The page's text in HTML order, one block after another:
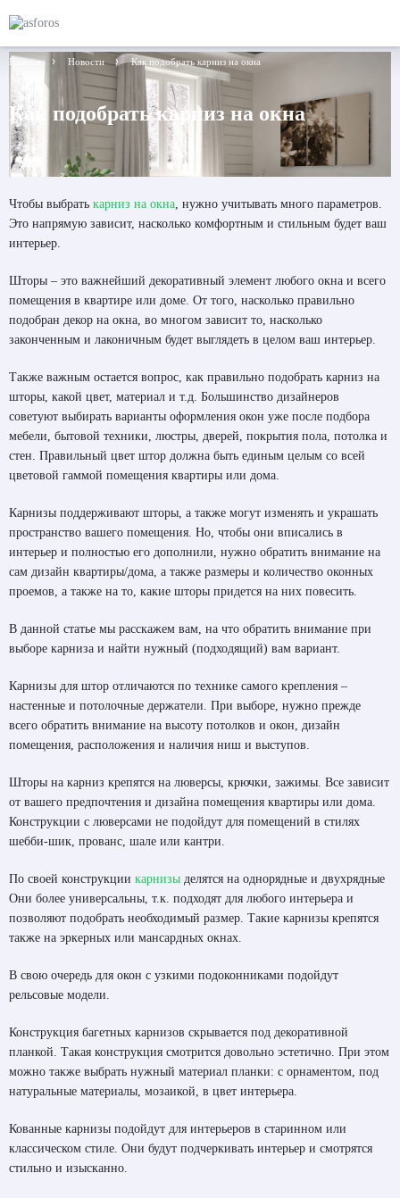
Главная Новости Как подобрать карниз на окна
Как подобрать карниз на окна
Чтобы выбрать карниз на окна, нужно учитывать много параметров.
Это напрямую зависит, насколько комфортным и стильным будет ваш
интерьер.
Шторы – это важнейший декоративный элемент любого окна и всего
помещения в квартире или доме. От того, насколько правильно
подобран декор на окна, во многом зависит то, насколько
законченным и лаконичным будет выглядеть в целом ваш интерьер.
Также важным остается вопрос, как правильно подобрать карниз на
шторы, какой цвет, материал и т.д. Большинство дизайнеров
советуют выбирать варианты оформления окон уже после подбора
мебели, бытовой техники, люстры, дверей, покрытия пола, потолка и
стен. Правильный цвет штор должна быть единым целым со всей
цветовой гаммой помещения квартиры или дома.
Карнизы поддерживают шторы, а также могут изменять и украшать
пространство вашего помещения. Но, чтобы они вписались в
интерьер и полностью его дополнили, нужно обратить внимание на
сам дизайн квартиры/дома, а также размеры и количество оконных
проемов, а также на то, какие шторы придется на них повесить.
В данной статье мы расскажем вам, на что обратить внимание при
выборе карниза и найти нужный (подходящий) вам вариант.
Карнизы для штор отличаются по технике самого крепления –
настенные и потолочные держатели. При выборе, нужно прежде
всего обратить внимание на высоту потолков и окон, дизайн
помещения, расположения и наличия ниш и выступов.
Шторы на карниз крепятся на люверсы, крючки, зажимы. Все зависит
от вашего предпочтения и дизайна помещения квартиры или дома.
Конструкции с люверсами не подойдут для помещений в стилях
шебби-шик, прованс, шале или кантри.
По своей конструкции карнизы делятся на однорядные и двухрядные
Они более универсальны, т.к. подходят для любого интерьера и
позволяют подобрать необходимый размер. Такие карнизы крепятся
также на эркерных или мансардных окнах.
В свою очередь для окон с узкими подоконниками подойдут
рельсовые модели.
Конструкция багетных карнизов скрывается под декоративной
планкой. Такая конструкция смотрится довольно эстетично. При этом
можно также выбрать нужный материал планки: с орнаментом, под
натуральные материалы, мозаикой, в цвет интерьера.
Кованные карнизы подойдут для интерьеров в старинном или
классическом стиле. Они будут подчеркивать интерьер и смотрятся
стильно и изысканно.